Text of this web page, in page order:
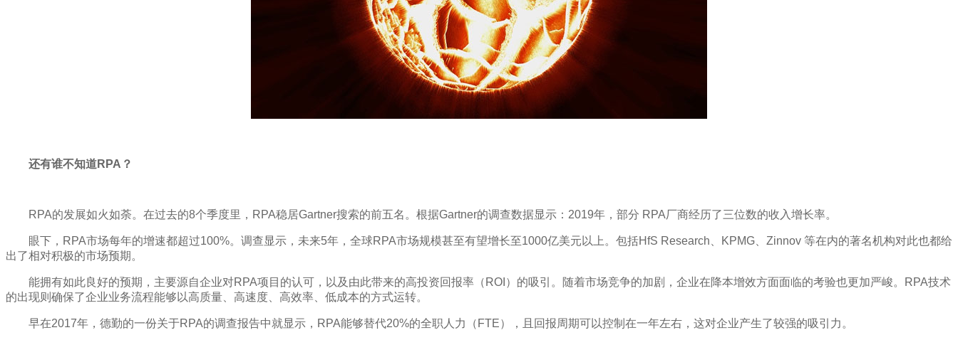
还有谁不知道RPA？
RPA的发展如火如荼。在过去的8个季度里，RPA稳居Gartner搜索的前五名。根据Gartner的调查数据显示：2019年，部分 RPA厂商经历了三位数的收入增长率。
眼下，RPA市场每年的增速都超过100%。调查显示，未来5年，全球RPA市场规模甚至有望增长至1000亿美元以上。包括HfS Research、KPMG、Zinnov 等在内的著名机构对此也都给
出了相对积极的市场预期。
能拥有如此良好的预期，主要源自企业对RPA项目的认可，以及由此带来的高投资回报率（ROI）的吸引。随着市场竞争的加剧，企业在降本增效方面面临的考验也更加严峻。RPA技术
的出现则确保了企业业务流程能够以高质量、高速度、高效率、低成本的方式运转。
早在2017年，德勤的一份关于RPA的调查报告中就显示，RPA能够替代20%的全职人力（FTE），且回报周期可以控制在一年左右，这对企业产生了较强的吸引力。